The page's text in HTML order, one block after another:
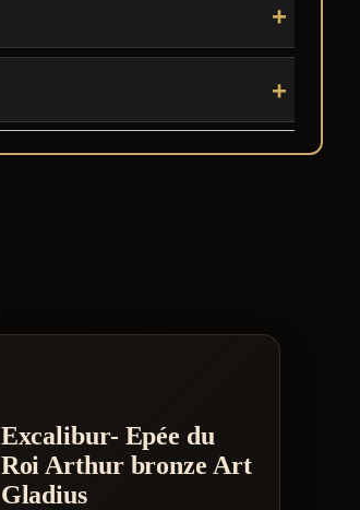
Excalibur- Epée du
Roi Arthur bronze Art
Gladius